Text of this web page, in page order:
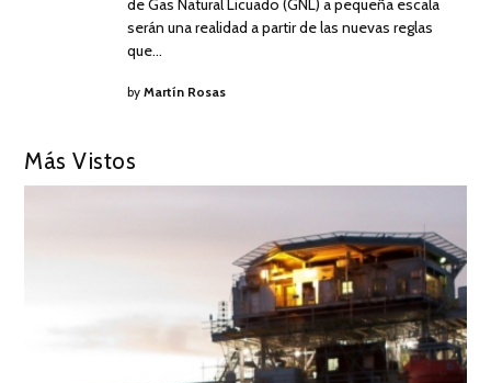
de Gas Natural Licuado (GNL) a pequeña escala
serán una realidad a partir de las nuevas reglas
que…
byMartín Rosas
Más Vistos